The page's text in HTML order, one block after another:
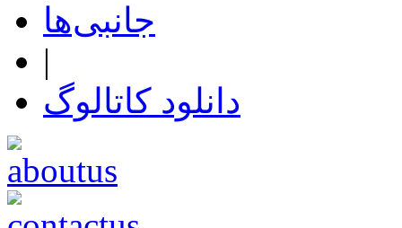
جانبی‌ها
|
دانلود کاتالوگ